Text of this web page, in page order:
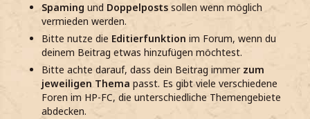
Spaming und Doppelposts sollen wenn möglich
vermieden werden.
Bitte nutze die Editierfunktion im Forum, wenn du
deinem Beitrag etwas hinzufügen möchtest.
Bitte achte darauf, dass dein Beitrag immer zum
jeweiligen Thema passt. Es gibt viele verschiedene
Foren im HP-FC, die unterschiedliche Themengebiete
abdecken.